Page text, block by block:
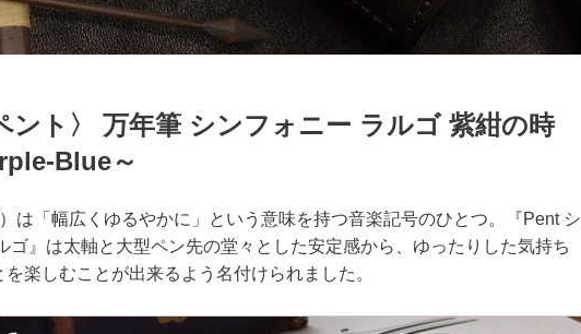
ント〉 万年筆 シンフォニー ラルゴ 紫紺の時
Blue～
は「幅広くゆるやかに」という意味を持つ音楽記号のひとつ。『Pent シ
ゴ』は太軸と大型ペン先の堂々とした安定感から、ゆったりした気持ち
楽しむことが出来るよう名付けられました。